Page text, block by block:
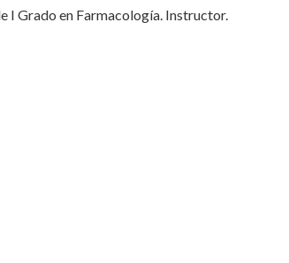
en Farmacología. Instructor.